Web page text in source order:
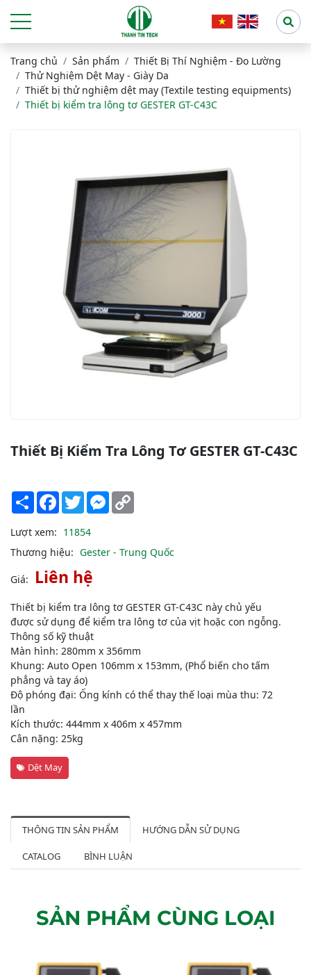
Trang chủ Sản phẩm
Thiết Bị Thí Nghiệm - Đo Lường
Thử Nghiệm Dệt May - Giày Da
Thiết bị thử nghiệm dệt may (Textile testing equipments)
Thiết bị kiểm tra lông tơ GESTER GT-C43C
Thiết Bị Kiểm Tra Lông Tơ GESTER GT-C43C
Share Facebook
TwitterMessenger
Lượt xem: 11854
Thương hiệu: Gester - Trung Quốc
Giá: Liên hệ
Thiết bị kiểm tra lông tơ GESTER GT-C43C này chủ yếu
được sử dụng để kiểm tra lông tơ của vịt hoặc con ngỗng.
Thông số kỹ thuật
Màn hình: 280mm x 356mm
Khung: Auto Open 106mm x 153mm, (Phổ biến cho tấm
phẳng và tay áo)
Độ phóng đại: Ống kính có thể thay thế loại mùa thu: 72
lần
Kích thước: 444mm x 406m x 457mm
Cân nặng: 25kg
Dệt May
THÔNG TIN SẢN PHẨM HƯỚNG DẪN SỬ DỤNG
CATALOG BÌNH LUẬN
SẢN PHẨM CÙNG LOẠI